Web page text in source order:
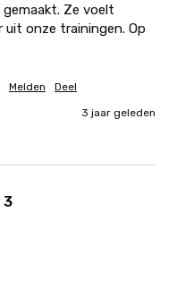
Ze voelt
uit onze trainingen. Op
Melden Deel
3 jaar geleden
3